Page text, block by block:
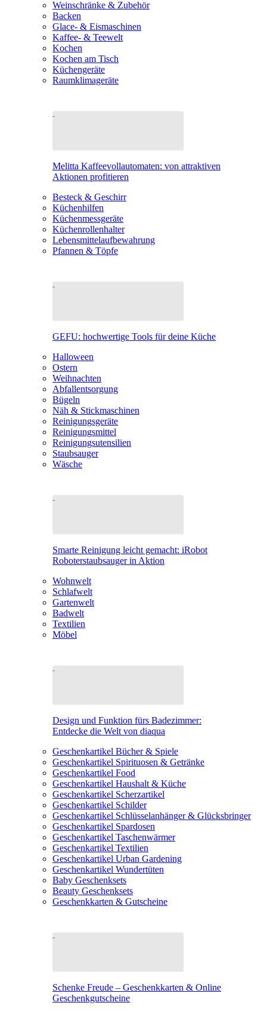
Weinschränke & Zubehör
Backen
Glace- & Eismaschinen
Kaffee- & Teewelt
Kochen
Kochen am Tisch
Küchengeräte
Raumklimageräte
Melitta Kaffeevollautomaten: von attraktiven
Aktionen profitieren
Besteck & Geschirr
Küchenhilfen
Küchenmessgeräte
Küchenrollenhalter
Lebensmittelaufbewahrung
Pfannen & Töpfe
GEFU: hochwertige Tools für deine Küche
Halloween
Ostern
Weihnachten
Abfallentsorgung
Bügeln
Näh & Stickmaschinen
Reinigungsgeräte
Reinigungsmittel
Reinigungsutensilien
Staubsauger
Wäsche
Smarte Reinigung leicht gemacht: iRobot
Roboterstaubsauger in Aktion
Wohnwelt
Schlafwelt
Gartenwelt
Badwelt
Textilien
Möbel
Design und Funktion fürs Badezimmer:
Entdecke die Welt von diaqua
Geschenkartikel Bücher & Spiele
Geschenkartikel Spirituosen & Getränke
Geschenkartikel Food
Geschenkartikel Haushalt & Küche
Geschenkartikel Scherzartikel
Geschenkartikel Schilder
Geschenkartikel Schlüsselanhänger & Glücksbringer
Geschenkartikel Spardosen
Geschenkartikel Taschenwärmer
Geschenkartikel Textilien
Geschenkartikel Urban Gardening
Geschenkartikel Wundertüten
Baby Geschenksets
Beauty Geschenksets
Geschenkkarten & Gutscheine
Schenke Freude – Geschenkkarten & Online
Geschenkgutscheine